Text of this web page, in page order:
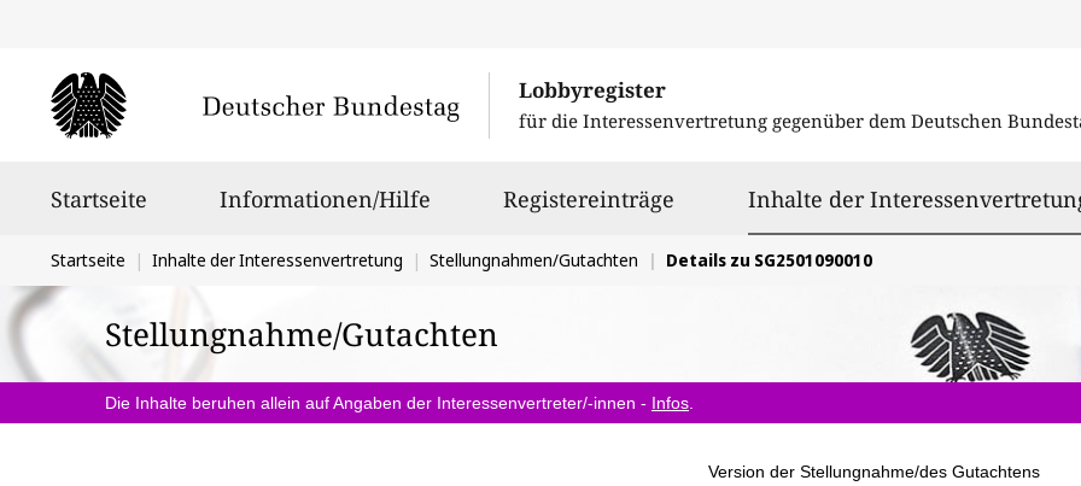
Lobbyregister
für die Interessenvertretung gegenüber dem Deutschen
Startseite Informationen/Hilfe Registereinträge Inhalte der
Sie
befinden
sich
hier:
Startseite Inhalte der Interessenvertretung Stellungnahmen/Gutachten Details zu SG2501090010
Stellungnahme/Gutachten
Die Inhalte beruhen allein auf Angaben der Interessenvertreter/-innen - Infos
Version der Stellungnahme/des Gutachtens